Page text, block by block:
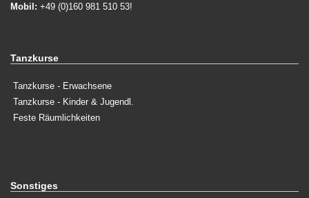
Mobil: +49 (0)160 981 510 53!
Tanzkurse
Tanzkurse - Erwachsene
Tanzkurse - Kinder & Jugendl.
Feste Räumlichkeiten
Sonstiges